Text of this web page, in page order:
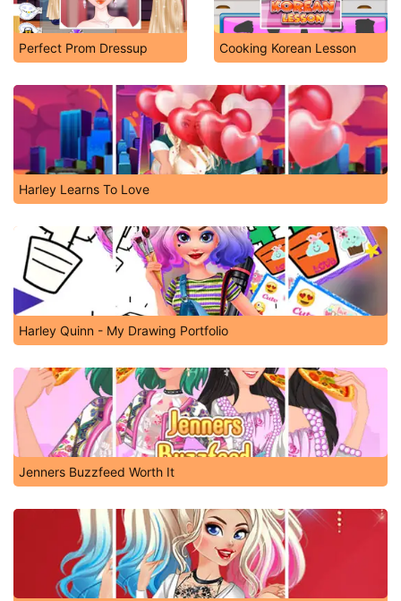
Perfect Prom Dressup Cooking Korean Lesson
Harley Learns To Love
Harley Quinn - My Drawing Portfolio
Jenners Buzzfeed Worth It